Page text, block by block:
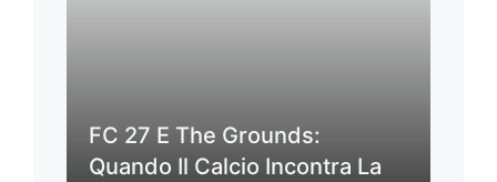
FC 27 E The Grounds:
Quando Il Calcio Incontra La